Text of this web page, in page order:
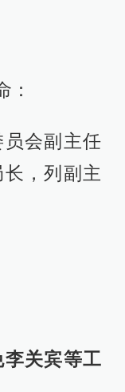
：
会副主任
长，列副主
关宾等工